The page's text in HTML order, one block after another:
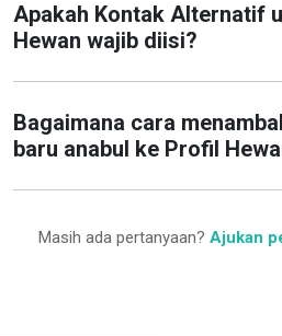
Apakah Kontak Alternatif
Hewan wajib diisi?
Bagaimana cara
baru anabul ke Profil
Masih ada pertanyaan? Ajukan